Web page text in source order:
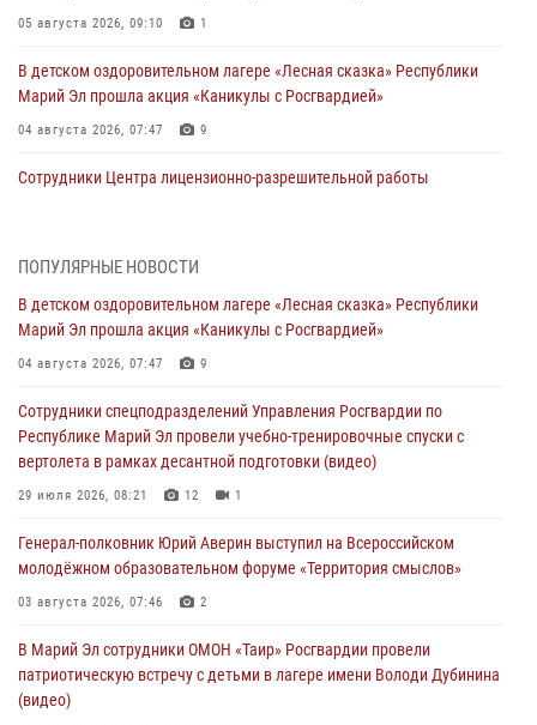
05 августа 2026, 09:10 1
В детском оздоровительном лагере «Лесная сказка» Республики
Марий Эл прошла акция «Каникулы с Росгвардией»
04 августа 2026, 07:47 9
Сотрудники Центра лицензионно-разрешительной работы
04 августа 2026, 06:46
В Йошкар-Оле для сотрудников Росгвардии провели занятие по
антикоррупционной тематике
04 августа 2026, 06:06 2
Генерал-полковник Юрий Аверин выступил на Всероссийском
молодёжном образовательном форуме «Территория смыслов»
03 августа 2026, 07:46
празднования Дня ВДВ и проведения матчевого турнира на Кубок
Раимкуля Малахбекова
03 августа 2026, 06:52 7
Центральная войсковая комендатура Росгвардии отмечает день
образования 2 августа
02 августа 2026, 11:44
ПОПУЛЯРНЫЕ НОВОСТИ
В детском оздоровительном лагере «Лесная сказка» Республики
Марий Эл прошла акция «Каникулы с Росгвардией»
04 августа 2026, 07:47 9
Сотрудники спецподразделений Управления Росгвардии по
Республике Марий Эл провели учебно-тренировочные спуски с
вертолета в рамках десантной подготовки (видео)
29 июля 2026, 08:21 12 1
Генерал-полковник Юрий Аверин выступил на Всероссийском
молодёжном образовательном форуме «Территория смыслов»
03 августа 2026, 07:46 2
В Марий Эл сотрудники ОМОН «Таир» Росгвардии провели
патриотическую встречу с детьми в лагере имени Володи Дубинина
(видео)